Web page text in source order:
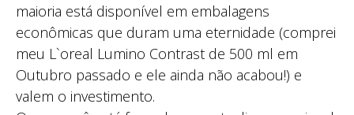
maioria está disponível em embalagens
econômicas que duram uma eternidade (comprei
meu L`oreal Lumino Contrast de 500 ml em
Outubro passado e ele ainda não acabou!) e
valem o investimento.